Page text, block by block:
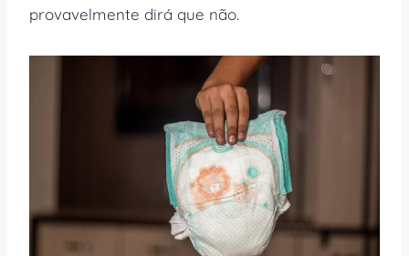
provavelmente dirá que não.